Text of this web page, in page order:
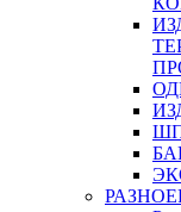
РАЗНОЕ